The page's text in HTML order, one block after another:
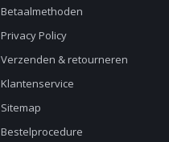
Betaalmethoden
Privacy Policy
Verzenden & retourneren
Klantenservice
Sitemap
Bestelprocedure